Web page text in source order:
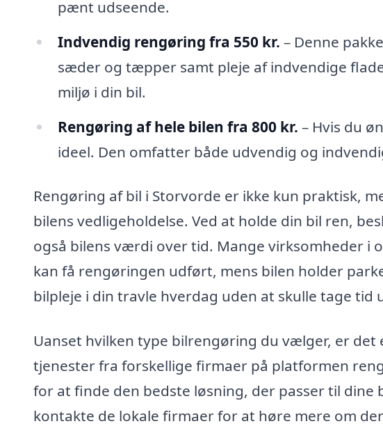
pænt udseende.
Indvendig rengøring fra 550 kr. – Denne
sæder og tæpper samt pleje af indvendige
miljø i din bil.
Rengøring af hele bilen fra 800 kr. – Hvis du
ideel. Den omfatter både udvendig og
Rengøring af bil i Storvorde er ikke kun praktisk,
bilens vedligeholdelse. Ved at holde din bil ren,
også bilens værdi over tid. Mange virksomheder i
kan få rengøringen udført, mens bilen holder
bilpleje i din travle hverdag uden at skulle tage tid
Uanset hvilken type bilrengøring du vælger, er det
tjenester fra forskellige firmaer på platformen
for at finde den bedste løsning, der passer til dine
kontakte de lokale firmaer for at høre mere om